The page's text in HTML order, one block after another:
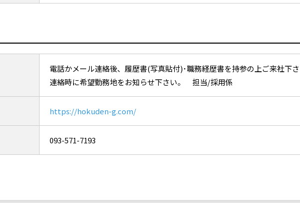
電話かメール連絡後、履歴書(写真貼付)･職務経歴書を持参の上ご来社下
連絡時に希望勤務地をお知らせ下さい。 担当/採用係
https://hokuden-g.com/
093-571-7193